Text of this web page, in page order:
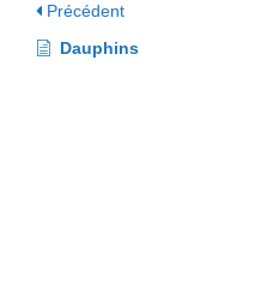
Précédent
Dauphins